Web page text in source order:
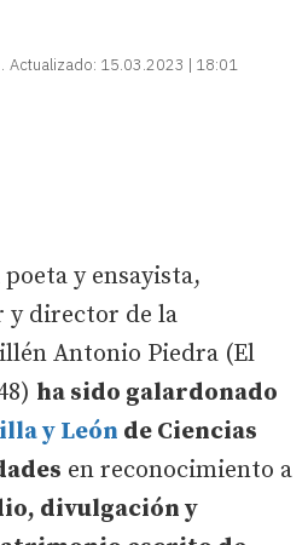
Actualizado: 15.03.2023 | 18:01
poeta y ensayista,
y director de la
Antonio Piedra (El
ha sido galardonado
y León de Ciencias
en reconocimiento a
divulgación y